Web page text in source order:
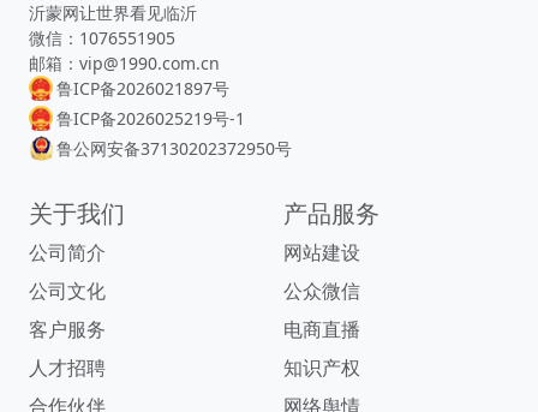
沂蒙网让世界看见临沂
微信：1076551905
邮箱：vip@1990.com.cn
鲁ICP备2026021897号
鲁ICP备2026025219号-1
鲁公网安备37130202372950号
关于我们
公司简介
公司文化
客户服务
人才招聘
合作伙伴
产品服务
网站建设
公众微信
电商直播
知识产权
网络舆情